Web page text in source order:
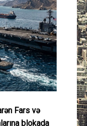
Cəmiyyət
Fars və
blokada